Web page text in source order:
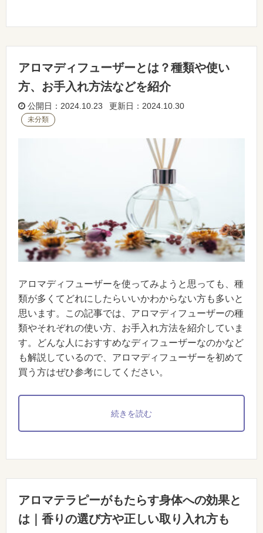
アロマディフューザーとは？種類や使い
方、お手入れ方法などを紹介
公開日：2024.10.23 更新日：2024.10.30
未分類
アロマディフューザーを使ってみようと思っても、種
類が多くてどれにしたらいいかわからない方も多いと
思います。この記事では、アロマディフューザーの種
類やそれぞれの使い方、お手入れ方法を紹介していま
す。どんな人におすすめなディフューザーなのかなど
も解説しているので、アロマディフューザーを初めて
買う方はぜひ参考にしてください。
続きを読む
アロマテラピーがもたらす身体への効果と
は｜香りの選び方や正しい取り入れ方も